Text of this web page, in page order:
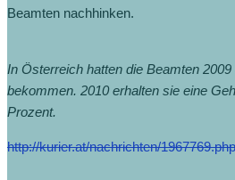
Beamten nachhinken.
In Österreich hatten die Beamten
bekommen. 2010 erhalten sie eine
Prozent.
http://kurier.at/nachrichten/1967769.php